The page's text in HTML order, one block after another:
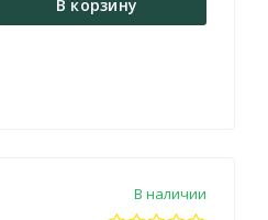
В корзину
В наличии